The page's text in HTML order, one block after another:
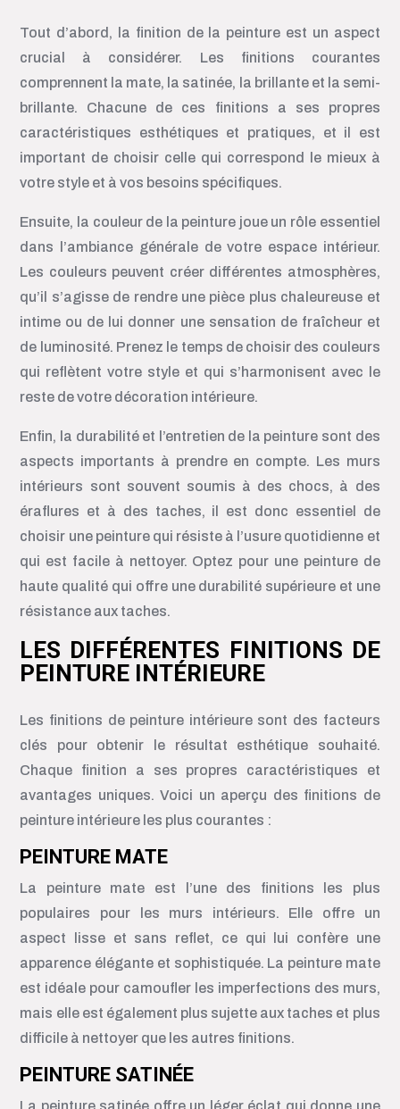
Tout d’abord, la finition de la peinture est un aspect
crucial à considérer. Les finitions courantes
comprennent la mate, la satinée, la brillante et la semi-
brillante. Chacune de ces finitions a ses propres
caractéristiques esthétiques et pratiques, et il est
important de choisir celle qui correspond le mieux à
votre style et à vos besoins spécifiques.
Ensuite, la couleur de la peinture joue un rôle essentiel
dans l’ambiance générale de votre espace intérieur.
Les couleurs peuvent créer différentes atmosphères,
qu’il s’agisse de rendre une pièce plus chaleureuse et
intime ou de lui donner une sensation de fraîcheur et
de luminosité. Prenez le temps de choisir des couleurs
qui reflètent votre style et qui s’harmonisent avec le
reste de votre décoration intérieure.
Enfin, la durabilité et l’entretien de la peinture sont des
aspects importants à prendre en compte. Les murs
intérieurs sont souvent soumis à des chocs, à des
éraflures et à des taches, il est donc essentiel de
choisir une peinture qui résiste à l’usure quotidienne et
qui est facile à nettoyer. Optez pour une peinture de
haute qualité qui offre une durabilité supérieure et une
résistance aux taches.
LES DIFFÉRENTES FINITIONS DE
PEINTURE INTÉRIEURE
Les finitions de peinture intérieure sont des facteurs
clés pour obtenir le résultat esthétique souhaité.
Chaque finition a ses propres caractéristiques et
avantages uniques. Voici un aperçu des finitions de
peinture intérieure les plus courantes :
PEINTURE MATE
La peinture mate est l’une des finitions les plus
populaires pour les murs intérieurs. Elle offre un
aspect lisse et sans reflet, ce qui lui confère une
apparence élégante et sophistiquée. La peinture mate
est idéale pour camoufler les imperfections des murs,
mais elle est également plus sujette aux taches et plus
difficile à nettoyer que les autres finitions.
PEINTURE SATINÉE
La peinture satinée offre un léger éclat qui donne une